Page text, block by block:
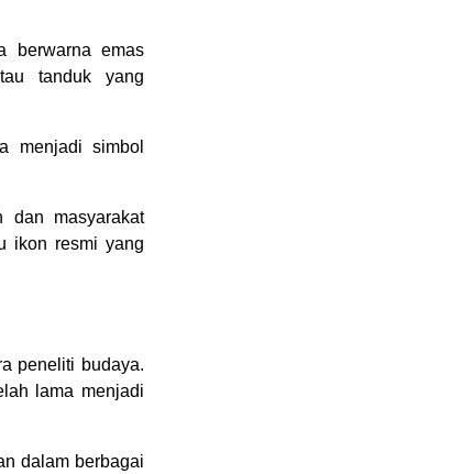
berwarna emas
tanduk yang
menjadi simbol
dan masyarakat
ikon resmi yang
peneliti budaya.
lama menjadi
dalam berbagai